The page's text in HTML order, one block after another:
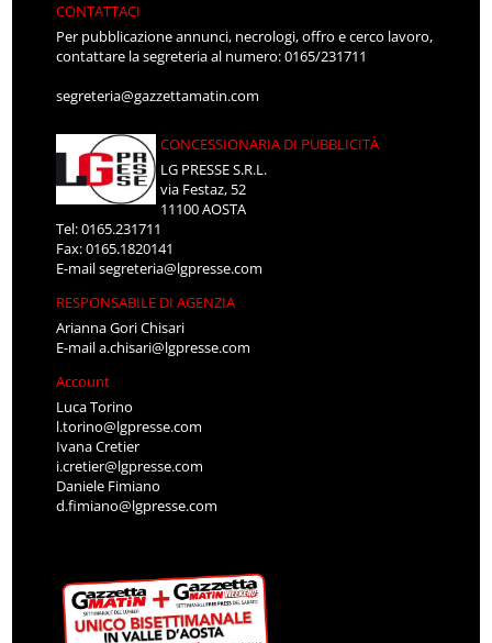
CONTATTACI
Per pubblicazione annunci, necrologi, offro e cerco lavoro,
contattare la segreteria al numero: 0165/231711
segreteria@gazzettamatin.com
CONCESSIONARIA DI PUBBLICITÀ
LG PRESSE S.R.L.
via Festaz, 52
11100 AOSTA
Tel: 0165.231711
Fax: 0165.1820141
E-mailsegreteria@lgpresse.com
RESPONSABILE DI AGENZIA
Arianna Gori Chisari
E-maila.chisari@lgpresse.com
Account
Luca Torino
l.torino@lgpresse.com
Ivana Cretier
i.cretier@lgpresse.com
Daniele Fimiano
d.fimiano@lgpresse.com